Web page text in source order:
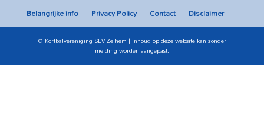
Belangrijke info Privacy Policy Contact Disclaimer
© Korfbalvereniging SEV Zelhem | Inhoud op deze website kan zonder
melding worden aangepast.